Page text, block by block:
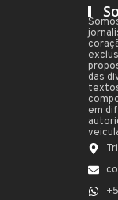
das
em